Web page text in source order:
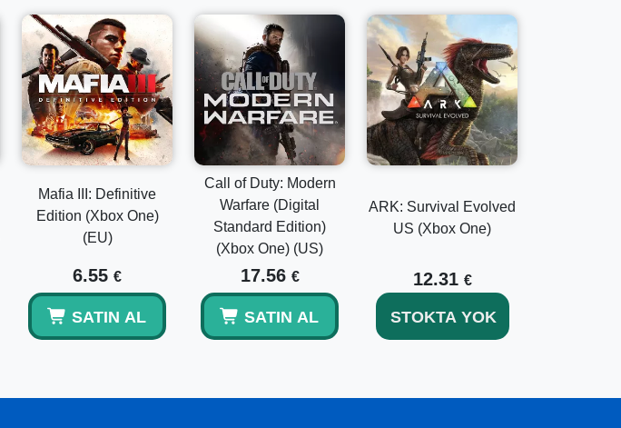
Mafia III: Definitive
Edition (Xbox One)
(EU)
6.55 €
SATIN AL
Call of Duty: Modern
Warfare (Digital
Standard Edition)
(Xbox One) (US)
17.56 €
SATIN AL
ARK: Survival Evolved
US (Xbox One)
12.31 €
STOKTA YOK